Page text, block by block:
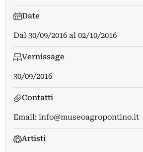
Date
Dal 30/09/2016 al 02/10/2016
Vernissage
30/09/2016
Contatti
Email: info@museoagropontino.it
Artisti